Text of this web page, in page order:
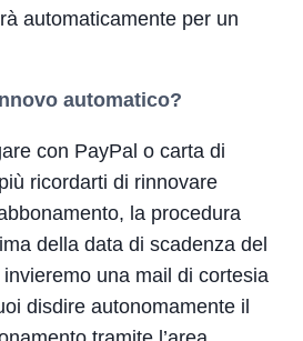
automaticamente per un
automatico?
con PayPal o carta di
ricordarti di rinnovare
la procedura
della data di scadenza del
una mail di cortesia
disdire autonomamente il